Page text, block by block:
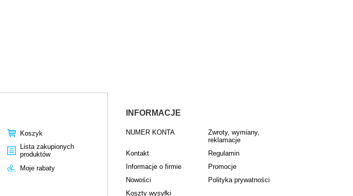
Koszyk
Lista zakupionych
produktów
Moje rabaty
INFORMACJE
NUMER KONTA
Zwroty, wymiany,
reklamacje
Kontakt
Regulamin
Informacje o firmie
Promocje
Nowości
Polityka prywatności
Koszty wysyłki